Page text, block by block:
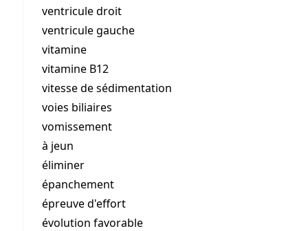
ventricule droit
ventricule gauche
vitamine
vitamine B12
vitesse de sédimentation
voies biliaires
vomissement
à jeun
éliminer
épanchement
épreuve d'effort
évolution favorable